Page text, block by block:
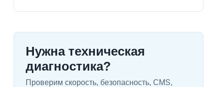
Нужна техническая
диагностика?
Проверим скорость, безопасность, CMS,